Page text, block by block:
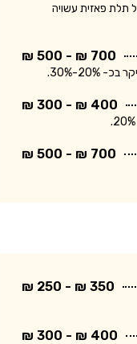
חשמל תלת פאזית עשויה
700 ₪ - 500 ₪
400 ₪ - 300 ₪
700 ₪ - 500 ₪
350 ₪ - 250 ₪
400 ₪ - 300 ₪